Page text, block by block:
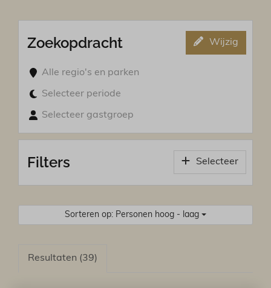
Zoekopdracht Wijzig
Alle regio's en parken
Selecteer periode
Selecteer gastgroep
Filters Selecteer
Sorteren op: Personen hoog - laag
Resultaten (39)